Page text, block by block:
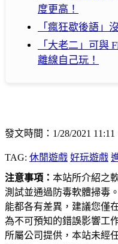
度更高！
「瘋狂歇後語」
「大老二」可與
離線自己玩！
發文時間：1/28/2021
TAG: 休閒遊戲 好玩遊戲
注意事項： 本站所介紹之
測試並通過防毒軟體掃毒
能都各有差異，建議您僅
為不可預知的錯誤影響工
所屬公司提供，本站未經